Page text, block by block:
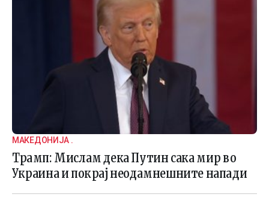
МАКЕДОНИЈА .
Трамп: Мислам дека Путин сака мир во
Украина и покрај неодамнешните напади